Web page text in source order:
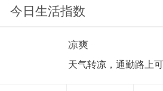
今日生活指数
凉爽
天气转凉，通勤路上